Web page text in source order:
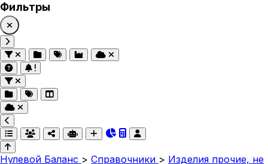
Фильтры
Нулевой Баланс > Справочники > Изделия прочие, не